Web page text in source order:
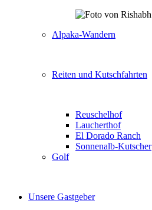
Alpaka-Wandern
Reiten und Kutschfahrten
Reuschelhof
Laucherthof
El Dorado Ranch
Sonnenalb-Kutscher
Golf
Unsere Gastgeber